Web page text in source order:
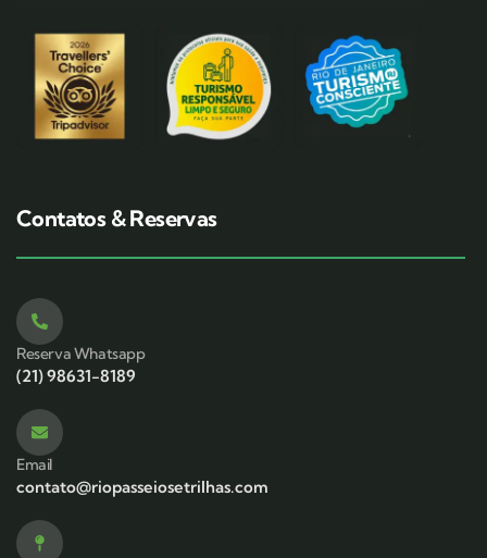
Contatos & Reservas
Reserva Whatsapp
(21) 98631-8189
Email
contato@riopasseiosetrilhas.com